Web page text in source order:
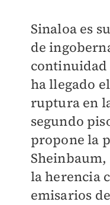
Sinaloa es
de
continuidad
ha llegado
ruptura en
segundo
propone la
la herencia
emisarios